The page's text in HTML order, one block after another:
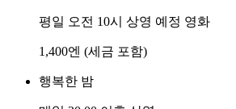
평일 오전 10시 상영 예정 영화
1,400엔 (세금 포함)
행복한 밤